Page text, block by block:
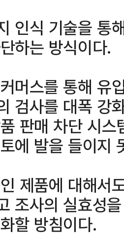
인식 기술을 통
하는 방식이다.
머스를 통해 유
검사를 대폭 강
판매 차단 시
에 발을 들이지
제품에 대해서
조사의 실효성
할 방침이다.